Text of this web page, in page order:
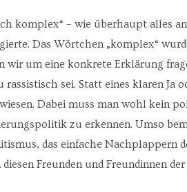
komplex“ – wie überhaupt alles
Das Wörtchen „komplex“
wir um eine konkrete Erklärung
sei. Statt eines klaren Ja
Dabei muss man wohl kein
zu erkennen. Umso
das einfache Nachplappern
Freunden und Freundinnen